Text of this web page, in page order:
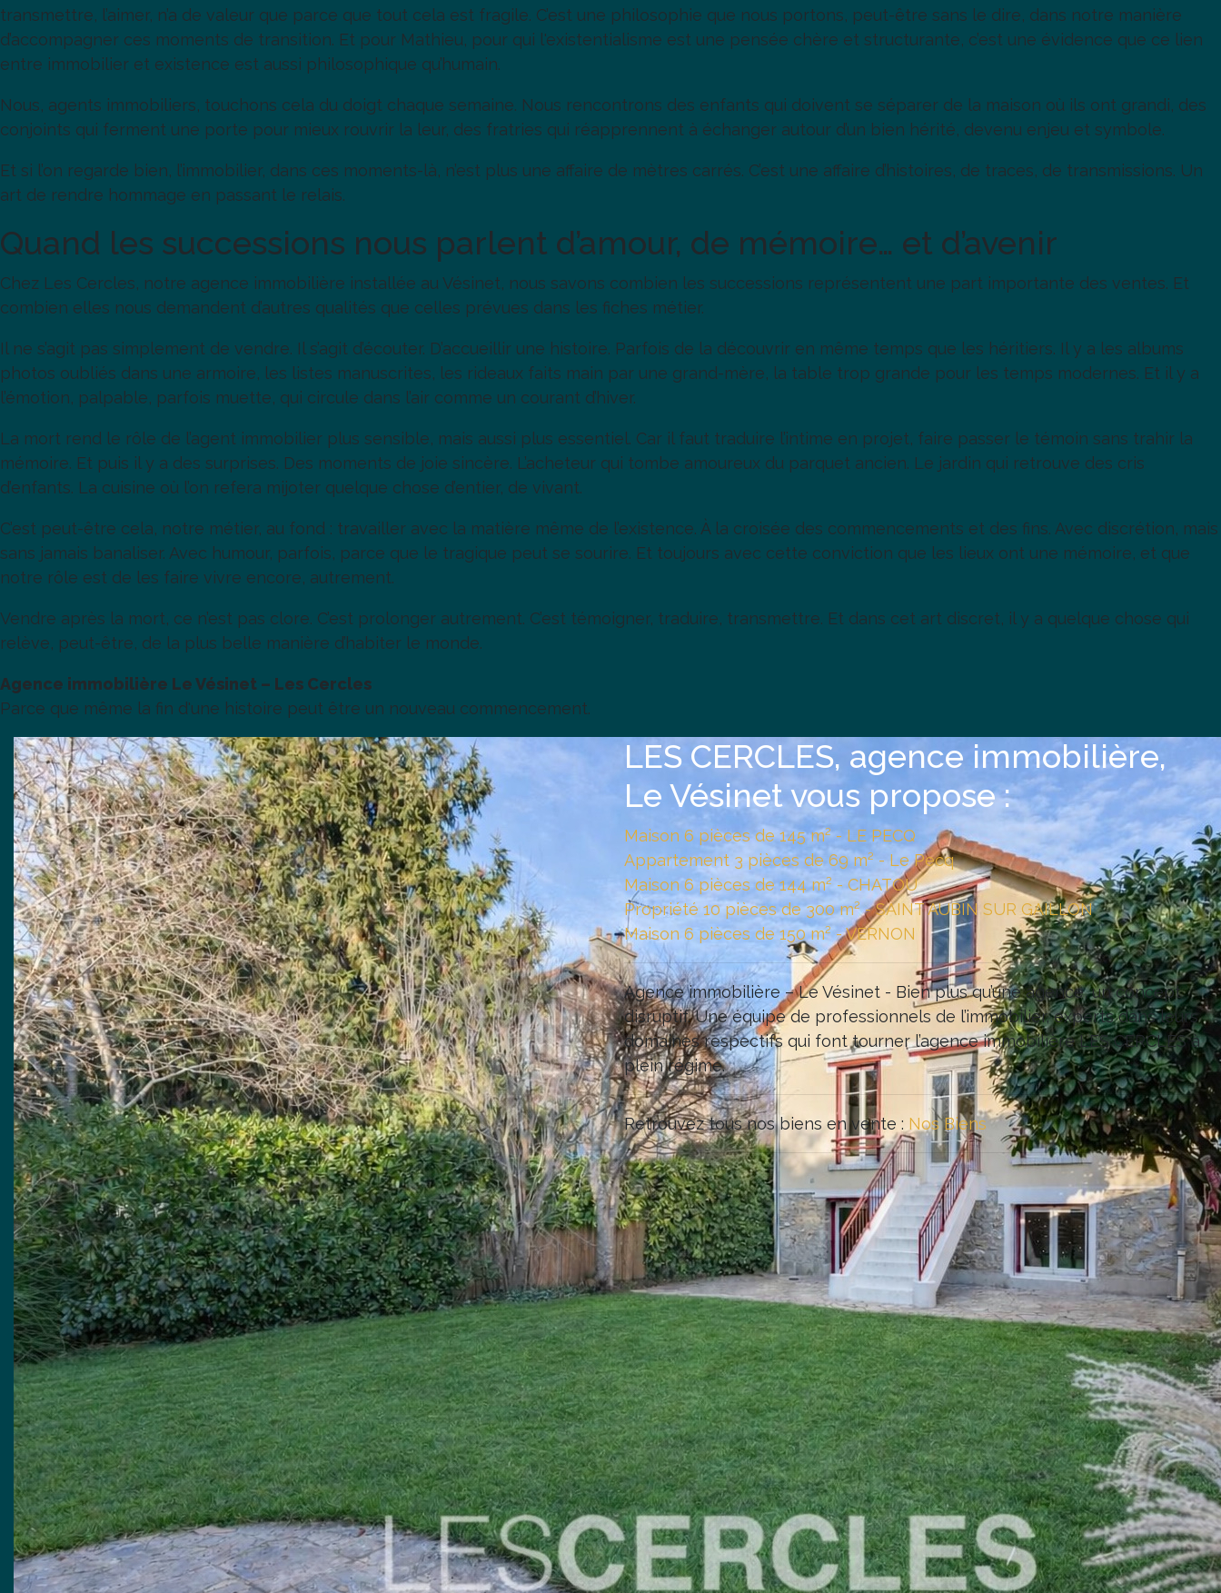
transmettre, l’aimer, n’a de valeur que parce que tout cela est fragile. C’est une philosophie que nous portons, peut-être sans le dire, dans notre manière
d’accompagner ces moments de transition. Et pour Mathieu, pour qui l'existentialisme est une pensée chère et structurante, c’est une évidence que ce lien
entre immobilier et existence est aussi philosophique qu’humain.
Nous, agents immobiliers, touchons cela du doigt chaque semaine. Nous rencontrons des enfants qui doivent se séparer de la maison où ils ont grandi, des
conjoints qui ferment une porte pour mieux rouvrir la leur, des fratries qui réapprennent à échanger autour d’un bien hérité, devenu enjeu et symbole.
Et si l’on regarde bien, l’immobilier, dans ces moments-là, n’est plus une affaire de mètres carrés. C’est une affaire d’histoires, de traces, de transmissions. Un
art de rendre hommage en passant le relais.
Quand les successions nous parlent d’amour, de mémoire… et d’avenir
Chez Les Cercles, notre agence immobilière installée au Vésinet, nous savons combien les successions représentent une part importante des ventes. Et
combien elles nous demandent d’autres qualités que celles prévues dans les fiches métier.
Il ne s’agit pas simplement de vendre. Il s’agit d’écouter. D’accueillir une histoire. Parfois de la découvrir en même temps que les héritiers. Il y a les albums
photos oubliés dans une armoire, les listes manuscrites, les rideaux faits main par une grand-mère, la table trop grande pour les temps modernes. Et il y a
l’émotion, palpable, parfois muette, qui circule dans l’air comme un courant d’hiver.
La mort rend le rôle de l’agent immobilier plus sensible, mais aussi plus essentiel. Car il faut traduire l’intime en projet, faire passer le témoin sans trahir la
mémoire. Et puis il y a des surprises. Des moments de joie sincère. L’acheteur qui tombe amoureux du parquet ancien. Le jardin qui retrouve des cris
d’enfants. La cuisine où l’on refera mijoter quelque chose d’entier, de vivant.
C’est peut-être cela, notre métier, au fond : travailler avec la matière même de l’existence. À la croisée des commencements et des fins. Avec discrétion, mais
sans jamais banaliser. Avec humour, parfois, parce que le tragique peut se sourire. Et toujours avec cette conviction que les lieux ont une mémoire, et que
notre rôle est de les faire vivre encore, autrement.
Vendre après la mort, ce n’est pas clore. C’est prolonger autrement. C’est témoigner, traduire, transmettre. Et dans cet art discret, il y a quelque chose qui
relève, peut-être, de la plus belle manière d’habiter le monde.
Agence immobilière Le Vésinet – Les Cercles
Parce que même la fin d'une histoire peut être un nouveau commencement.
LES CERCLES, agence immobilière,
Le Vésinet vous propose :
Maison 6 pièces de 145 m² - LE PECQ
Appartement 3 pièces de 69 m² - Le Pecq
Maison 6 pièces de 144 m² - CHATOU
Propriété 10 pièces de 300 m² - SAINT AUBIN SUR GAILLON
Maison 6 pièces de 150 m² - VERNON
Agence immobilière – Le Vésinet - Bien plus qu’une agence, un concept
disruptif. Une équipe de professionnels de l’immobilier, experts dans leurs
domaines respectifs qui font tourner l’agence immobilière LES CERCLES à
plein régime.
Retrouvez tous nos biens en vente : Nos Biens